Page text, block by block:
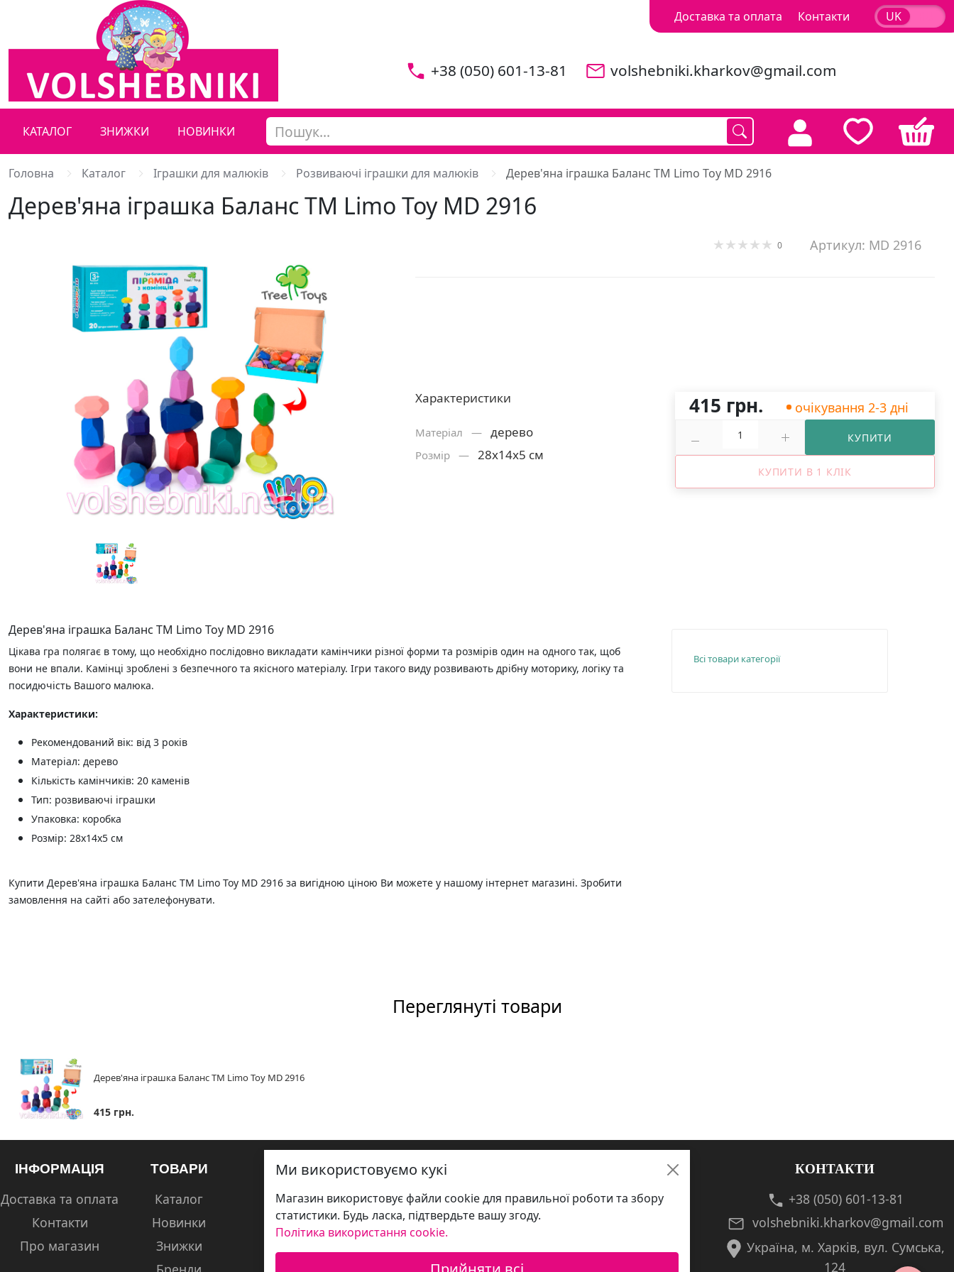
Доставка та оплата Контакти UK
+38 (050) 601-13-81 volshebniki.kharkov@gmail.com
КАТАЛОГ ЗНИЖКИ НОВИНКИ
Головна Каталог Іграшки для малюків Розвиваючі іграшки для малюків Дерев'яна іграшка Баланс ТМ Limo Toy MD 2916
Дерев'яна іграшка Баланс ТМ Limo Toy MD 2916
0 Артикул: MD 2916
Характеристики
Матерiал —дерево
Розмiр —28х14х5 см
415 грн. очікування 2-3 дні
КУПИТИ
КУПИТИ В 1 КЛІК
Дерев'яна іграшка Баланс ТМ Limo Toy MD 2916
Цікава гра полягає в тому, що необхідно послідовно викладати камінчики різної форми та розмірів один на одного так, щоб
вони не впали. Камінці зроблені з безпечного та якісного матеріалу. Ігри такого виду розвивають дрібну моторику, логіку та
посидючість Вашого малюка.
Характеристики:
Рекомендований вік: від 3 років
Матеріал: дерево
Кількість камінчиків: 20 каменів
Тип: розвиваючі іграшки
Упаковка: коробка
Розмір: 28х14х5 см
Купити Дерев'яна іграшка Баланс ТМ Limo Toy MD 2916 за вигідною ціною Ви можете у нашому інтернет магазині. Зробити
замовлення на сайті або зателефонувати.
Всі товари категорії
Переглянуті товари
Дерев'яна іграшка Баланс ТМ Limo Toy MD 2916
415 грн.
ІНФОРМАЦІЯ
Доставка та оплата
Контакти
Про магазин
ТОВАРИ
Каталог
Новинки
Знижки
КОНТАКТИ
+38 (050) 601-13-81
volshebniki.kharkov@gmail.com
Україна, м. Харків, вул. Сумська,
124
Ми використовуємо кукі
Магазин використовує файли cookie для правильної роботи та збору
статистики. Будь ласка, підтвердьте вашу згоду.
Політика використання cookie.